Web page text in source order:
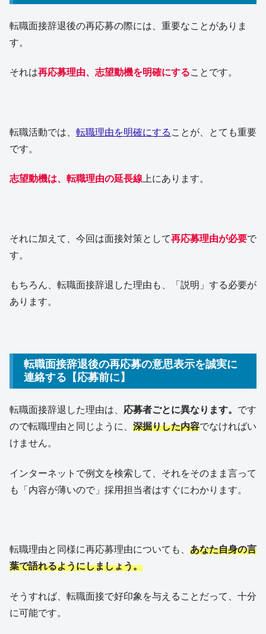
転職面接辞退後の再応募の際には、重要なことがありま
す。
それは再応募理由、志望動機を明確にすることです。
転職活動では、 転職理由を明確にする ことが、とても重要
です。
志望動機は、転職理由の延長線 上にあります。
それに加えて、今回は面接対策として再応募理由が必要で
す。
もちろん、転職面接辞退した理由も、「説明」する必要が
あります。
転職面接辞退後の再応募の意思表示を誠実に
連絡する【応募前に】
転職面接辞退した理由は、 応募者ごとに異なります。 です
ので転職理由と同じように、 深掘りした内容でなければい
けません。
インターネットで例文を検索して、それをそのまま言って
も「内容が薄いので」採用担当者はすぐにわかります。
転職理由と同様に再応募理由についても、 あなた自身の言
葉で語れるようにしましょう。
そうすれば、転職面接で好印象を与えることだって、十分
に可能です。